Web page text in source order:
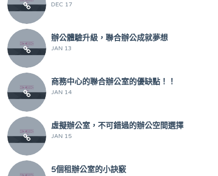
DEC 17
辦公體驗升級，聯合辦公成就夢想
JAN 13
商務中心的聯合辦公室的優缺點！！
JAN 14
虛擬辦公室，不可錯過的辦公空間選擇
JAN 15
5個租辦公室的小訣竅